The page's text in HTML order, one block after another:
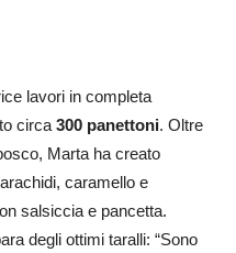
lavori in completa
circa 300 panettoni. Oltre
Marta ha creato
caramello e
salsiccia e pancetta.
degli ottimi taralli: “Sono